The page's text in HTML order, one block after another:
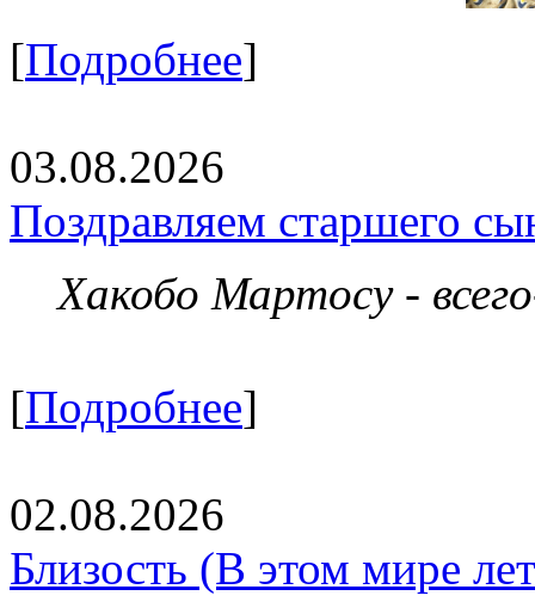
[Подробнее]
03.08.2026
Поздравляем старшего
Хакобо Мартосу -
[Подробнее]
02.08.2026
Близость (В этом мире